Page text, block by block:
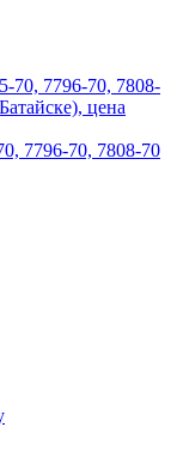
7796-70, 7808-70